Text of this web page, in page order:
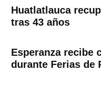
Huatlatlauca
tras 43 años
Esperanza recibe
durante Ferias de